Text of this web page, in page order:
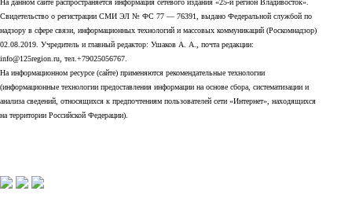
Свидетельство о регистрации СМИ ЭЛ № ФС 77 — 76391, выдано Федеральной службой по
надзору в сфере связи, информационных технологий и массовых коммуникаций (Роскомнадзор)
02.08.2019. Учредитель и главный редактор: Ушаков А. А., почта редакции:
info@125region.ru, тел.+79025056767.
На информационном ресурсе (сайте) применяются рекомендательные технологии
(информационные технологии предоставления информации на основе сбора, систематизации и
анализа сведений, относящихся к предпочтениям пользователей сети «Интернет», находящихся
на территории Российской Федерации).